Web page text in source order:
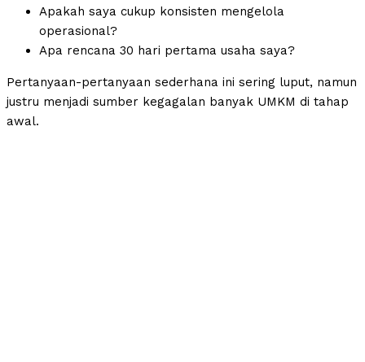
Apakah saya cukup konsisten mengelola
operasional?
Apa rencana 30 hari pertama usaha saya?
Pertanyaan-pertanyaan sederhana ini sering luput, namun
justru menjadi sumber kegagalan banyak UMKM di tahap
awal.